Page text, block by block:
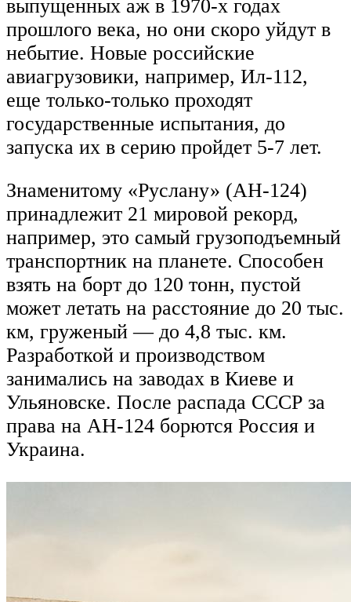
выпущенных аж в 1970-х годах
прошлого века, но они скоро уйдут в
небытие. Новые российские
авиагрузовики, например, Ил-112,
еще только-только проходят
государственные испытания, до
запуска их в серию пройдет 5-7 лет.
Знаменитому «Руслану» (АН-124)
принадлежит 21 мировой рекорд,
например, это самый грузоподъемный
транспортник на планете. Способен
взять на борт до 120 тонн, пустой
может летать на расстояние до 20 тыс.
км, груженый — до 4,8 тыс. км.
Разработкой и производством
занимались на заводах в Киеве и
Ульяновске. После распада СССР за
права на АН-124 борются Россия и
Украина.